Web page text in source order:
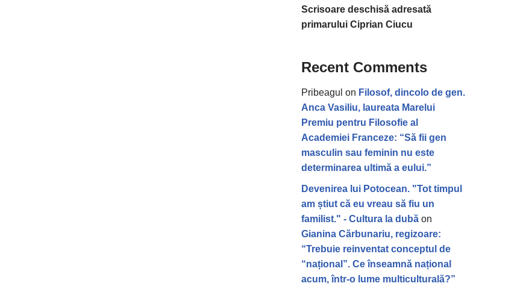
Scrisoare deschisă adresată
primarului Ciprian Ciucu
Recent Comments
Pribeagul on Filosof, dincolo de gen.
Anca Vasiliu, laureata Marelui
Premiu pentru Filosofie al
Academiei Franceze: “Să fii gen
masculin sau feminin nu este
determinarea ultimă a eului.”
Devenirea lui Potocean. "Tot timpul
am știut că eu vreau să fiu un
familist." - Cultura la dubă on
Gianina Cărbunariu, regizoare:
“Trebuie reinventat conceptul de
“național”. Ce înseamnă național
acum, într-o lume multiculturală?”